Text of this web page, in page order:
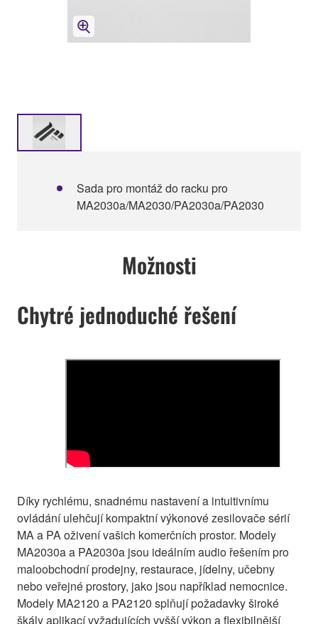
Sada pro montáž do racku pro
MA2030a/MA2030/PA2030a/PA2030
Možnosti
Chytré jednoduché řešení
Díky rychlému, snadnému nastavení a intuitivnímu
ovládání ulehčují kompaktní výkonové zesilovače sérií
MA a PA oživení vašich komerčních prostor. Modely
MA2030a a PA2030a jsou ideálním audio řešením pro
maloobchodní prodejny, restaurace, jídelny, učebny
nebo veřejné prostory, jako jsou například nemocnice.
Modely MA2120 a PA2120 splňují požadavky široké
škály aplikací vyžadujících vyšší výkon a flexibilnější